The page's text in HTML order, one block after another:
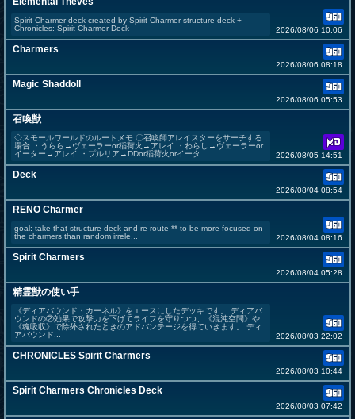
Spirit Charmer deck created by Spirit Charmer structure deck +
Chronicles: Spirit Charmer Deck
2026/08/06 10:06
Charmers
2026/08/06 08:18
Magic Shaddoll
2026/08/06 05:53
召喚獣
◇スモールワールドのルートメモ 〇召喚師アレイスターをサーチする
場合 ・うらら→ヴェーラーor稲荷火→アレイ ・わらし→ヴェーラーor
イーター→アレイ ・プルリア→DDor稲荷火orイータ...
2026/08/05 14:51
Deck
2026/08/04 08:54
RENO Charmer
goal: take that structure deck and re-route ** to be more focused on
the charmers than random irrele...
2026/08/04 08:16
Spirit Charmers
2026/08/04 05:28
精霊獣の使い手
《ディアバウンド・カーネル》をエースにしたデッキです。 ディアバ
ウンドの②効果で攻撃力を下げてライフを守りつつ、《混沌空間》や
《魂吸収》で除外されたときのアドバンテージを得ていきます。 ディ
アバウンド...
2026/08/03 22:02
CHRONICLES Spirit Charmers
2026/08/03 10:44
Spirit Charmers Chronicles Deck
2026/08/03 07:42